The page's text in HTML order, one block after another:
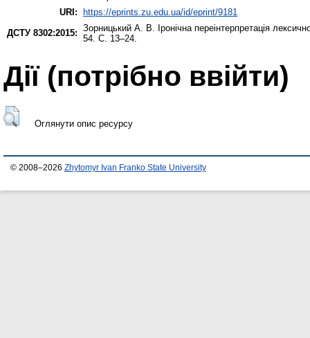
URI: https://eprints.zu.edu.ua/id/eprint/9181
ДСТУ 8302:2015: Зорницький А. В.
Іронічна переінтерпретація
54. С. 13–24.
Дії ​​(потрібно ввійти)
Оглянути опис ресурсу
© 2008–2026 Zhytomyr Ivan Franko State University